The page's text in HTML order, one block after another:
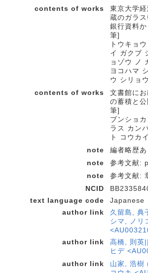
contents of works
東京大学
蔵のガラ
銀行資料
筆]
トウキョ
イ ガクブ
ョゾウ ノ
ヨコハマ
ウ シリョ
contents of works
文書館に
の蓄積と
筆]
ブンショ
ラス カン
ト コウカイ
note
編者略歴あ
note
参考文献:
note
参考文献:
NCID
text language code
Japanese
author link
久留島, 典
シマ, ノリ
author link
高橋, 則英
ヒデ
author link
山家, 浩樹